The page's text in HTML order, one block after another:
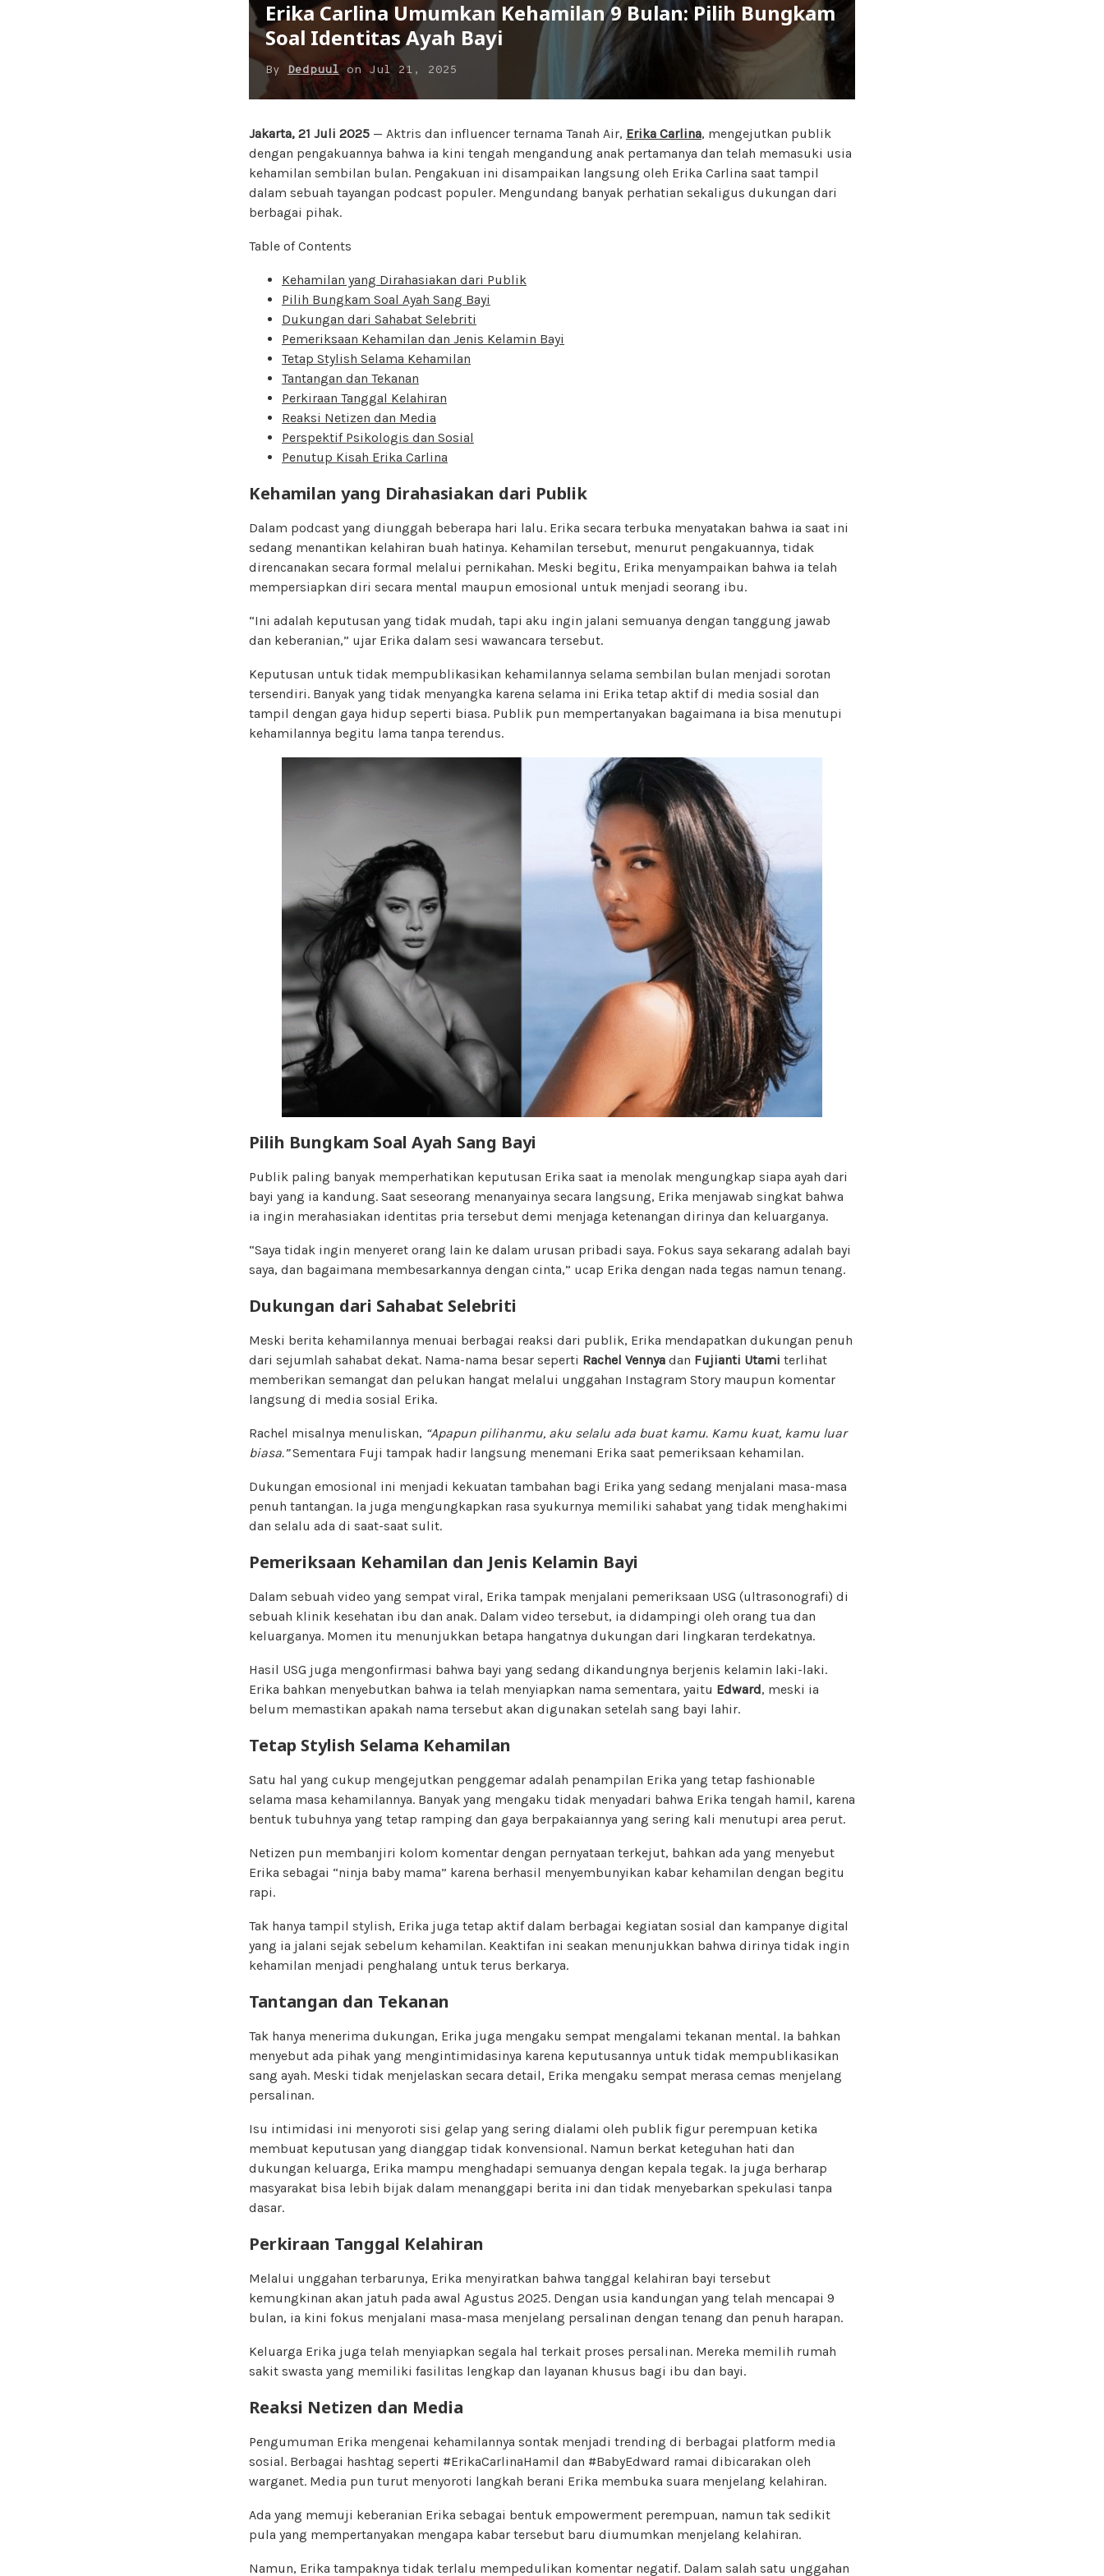
Erika Carlina Umumkan Kehamilan 9 Bulan: Pilih Bungkam
Soal Identitas Ayah Bayi
By Dedpuul onJul 21, 2025
Jakarta, 21 Juli 2025 — Aktris dan influencer ternama Tanah Air, Erika Carlina, mengejutkan publik
dengan pengakuannya bahwa ia kini tengah mengandung anak pertamanya dan telah memasuki usia
kehamilan sembilan bulan. Pengakuan ini disampaikan langsung oleh Erika Carlina saat tampil
dalam sebuah tayangan podcast populer. Mengundang banyak perhatian sekaligus dukungan dari
berbagai pihak.
Table of Contents
Kehamilan yang Dirahasiakan dari Publik
Pilih Bungkam Soal Ayah Sang Bayi
Dukungan dari Sahabat Selebriti
Pemeriksaan Kehamilan dan Jenis Kelamin Bayi
Tetap Stylish Selama Kehamilan
Tantangan dan Tekanan
Perkiraan Tanggal Kelahiran
Reaksi Netizen dan Media
Perspektif Psikologis dan Sosial
Penutup Kisah Erika Carlina
Kehamilan yang Dirahasiakan dari Publik
Dalam podcast yang diunggah beberapa hari lalu. Erika secara terbuka menyatakan bahwa ia saat ini
sedang menantikan kelahiran buah hatinya. Kehamilan tersebut, menurut pengakuannya, tidak
direncanakan secara formal melalui pernikahan. Meski begitu, Erika menyampaikan bahwa ia telah
mempersiapkan diri secara mental maupun emosional untuk menjadi seorang ibu.
“Ini adalah keputusan yang tidak mudah, tapi aku ingin jalani semuanya dengan tanggung jawab
dan keberanian,” ujar Erika dalam sesi wawancara tersebut.
Keputusan untuk tidak mempublikasikan kehamilannya selama sembilan bulan menjadi sorotan
tersendiri. Banyak yang tidak menyangka karena selama ini Erika tetap aktif di media sosial dan
tampil dengan gaya hidup seperti biasa. Publik pun mempertanyakan bagaimana ia bisa menutupi
kehamilannya begitu lama tanpa terendus.
Pilih Bungkam Soal Ayah Sang Bayi
Publik paling banyak memperhatikan keputusan Erika saat ia menolak mengungkap siapa ayah dari
bayi yang ia kandung. Saat seseorang menanyainya secara langsung, Erika menjawab singkat bahwa
ia ingin merahasiakan identitas pria tersebut demi menjaga ketenangan dirinya dan keluarganya.
“Saya tidak ingin menyeret orang lain ke dalam urusan pribadi saya. Fokus saya sekarang adalah bayi
saya, dan bagaimana membesarkannya dengan cinta,” ucap Erika dengan nada tegas namun tenang.
Dukungan dari Sahabat Selebriti
Meski berita kehamilannya menuai berbagai reaksi dari publik, Erika mendapatkan dukungan penuh
dari sejumlah sahabat dekat. Nama-nama besar seperti Rachel Vennya dan Fujianti Utami terlihat
memberikan semangat dan pelukan hangat melalui unggahan Instagram Story maupun komentar
langsung di media sosial Erika.
Rachel misalnya menuliskan, “Apapun pilihanmu, aku selalu ada buat kamu. Kamu kuat, kamu luar
biasa.”Sementara Fuji tampak hadir langsung menemani Erika saat pemeriksaan kehamilan.
Dukungan emosional ini menjadi kekuatan tambahan bagi Erika yang sedang menjalani masa-masa
penuh tantangan. Ia juga mengungkapkan rasa syukurnya memiliki sahabat yang tidak menghakimi
dan selalu ada di saat-saat sulit.
Pemeriksaan Kehamilan dan Jenis Kelamin Bayi
Dalam sebuah video yang sempat viral, Erika tampak menjalani pemeriksaan USG (ultrasonografi) di
sebuah klinik kesehatan ibu dan anak. Dalam video tersebut, ia didampingi oleh orang tua dan
keluarganya. Momen itu menunjukkan betapa hangatnya dukungan dari lingkaran terdekatnya.
Hasil USG juga mengonfirmasi bahwa bayi yang sedang dikandungnya berjenis kelamin laki-laki.
Erika bahkan menyebutkan bahwa ia telah menyiapkan nama sementara, yaitu Edward, meski ia
belum memastikan apakah nama tersebut akan digunakan setelah sang bayi lahir.
Tetap Stylish Selama Kehamilan
Satu hal yang cukup mengejutkan penggemar adalah penampilan Erika yang tetap fashionable
selama masa kehamilannya. Banyak yang mengaku tidak menyadari bahwa Erika tengah hamil, karena
bentuk tubuhnya yang tetap ramping dan gaya berpakaiannya yang sering kali menutupi area perut.
Netizen pun membanjiri kolom komentar dengan pernyataan terkejut, bahkan ada yang menyebut
Erika sebagai “ninja baby mama” karena berhasil menyembunyikan kabar kehamilan dengan begitu
rapi.
Tak hanya tampil stylish, Erika juga tetap aktif dalam berbagai kegiatan sosial dan kampanye digital
yang ia jalani sejak sebelum kehamilan. Keaktifan ini seakan menunjukkan bahwa dirinya tidak ingin
kehamilan menjadi penghalang untuk terus berkarya.
Tantangan dan Tekanan
Tak hanya menerima dukungan, Erika juga mengaku sempat mengalami tekanan mental. Ia bahkan
menyebut ada pihak yang mengintimidasinya karena keputusannya untuk tidak mempublikasikan
sang ayah. Meski tidak menjelaskan secara detail, Erika mengaku sempat merasa cemas menjelang
persalinan.
Isu intimidasi ini menyoroti sisi gelap yang sering dialami oleh publik figur perempuan ketika
membuat keputusan yang dianggap tidak konvensional. Namun berkat keteguhan hati dan
dukungan keluarga, Erika mampu menghadapi semuanya dengan kepala tegak. Ia juga berharap
masyarakat bisa lebih bijak dalam menanggapi berita ini dan tidak menyebarkan spekulasi tanpa
dasar.
Perkiraan Tanggal Kelahiran
Melalui unggahan terbarunya, Erika menyiratkan bahwa tanggal kelahiran bayi tersebut
kemungkinan akan jatuh pada awal Agustus 2025. Dengan usia kandungan yang telah mencapai 9
bulan, ia kini fokus menjalani masa-masa menjelang persalinan dengan tenang dan penuh harapan.
Keluarga Erika juga telah menyiapkan segala hal terkait proses persalinan. Mereka memilih rumah
sakit swasta yang memiliki fasilitas lengkap dan layanan khusus bagi ibu dan bayi.
Reaksi Netizen dan Media
Pengumuman Erika mengenai kehamilannya sontak menjadi trending di berbagai platform media
sosial. Berbagai hashtag seperti #ErikaCarlinaHamil dan #BabyEdward ramai dibicarakan oleh
warganet. Media pun turut menyoroti langkah berani Erika membuka suara menjelang kelahiran.
Ada yang memuji keberanian Erika sebagai bentuk empowerment perempuan, namun tak sedikit
pula yang mempertanyakan mengapa kabar tersebut baru diumumkan menjelang kelahiran.
Namun, Erika tampaknya tidak terlalu mempedulikan komentar negatif. Dalam salah satu unggahan